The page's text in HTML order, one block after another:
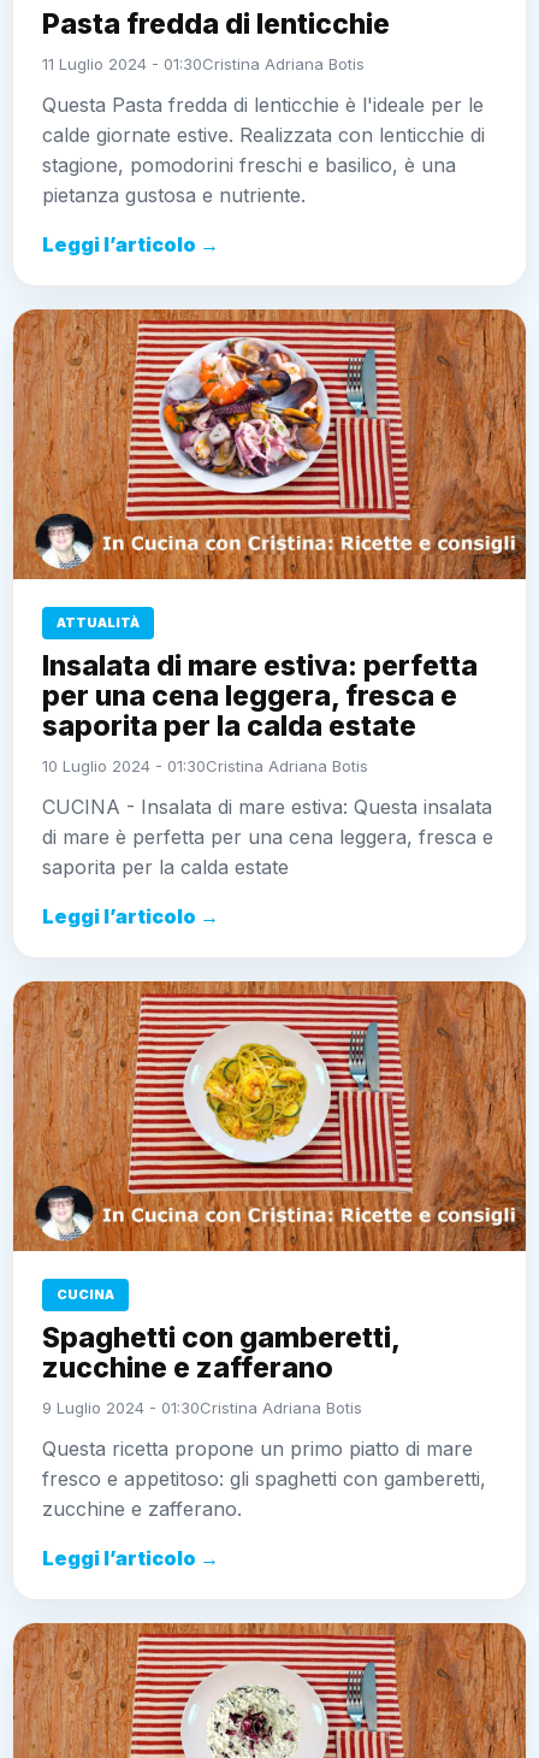
Pasta fredda di lenticchie
11 Luglio 2024 - 01:30Cristina Adriana Botis
Questa Pasta fredda di lenticchie è l'ideale per le
calde giornate estive. Realizzata con lenticchie di
stagione, pomodorini freschi e basilico, è una
pietanza gustosa e nutriente.
Leggi l’articolo →
ATTUALITÀ
Insalata di mare estiva: perfetta
per una cena leggera, fresca e
saporita per la calda estate
10 Luglio 2024 - 01:30Cristina Adriana Botis
CUCINA - Insalata di mare estiva: Questa insalata
di mare è perfetta per una cena leggera, fresca e
saporita per la calda estate
Leggi l’articolo →
CUCINA
Spaghetti con gamberetti,
zucchine e zafferano
9 Luglio 2024 - 01:30Cristina Adriana Botis
Questa ricetta propone un primo piatto di mare
fresco e appetitoso: gli spaghetti con gamberetti,
zucchine e zafferano.
Leggi l’articolo →